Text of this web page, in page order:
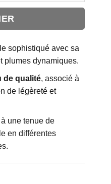
sophistiqué avec sa
plumes dynamiques.
de qualité, associé à
de légèreté et
une tenue de
en différentes